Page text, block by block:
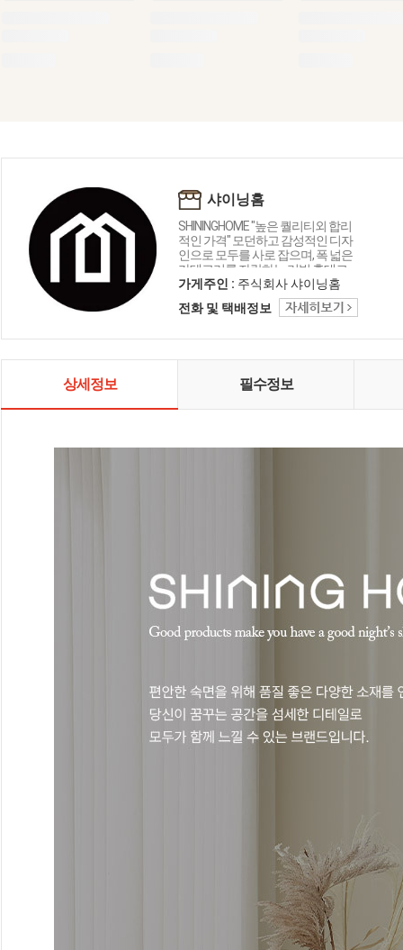
샤이닝홈
SHININGHOME "높은 퀄리티외 합리
적인 가격" 모던하고 감성적인 디자
인으로 모두를 사로 잡으며, 폭 넓은
카테고리를 자랑하는 리빙 홈데코
인테리어 샤이닝홈입니다.
가게주인 : 주식회사 샤이닝홈
전화 및 택배정보
상세정보 필수정보